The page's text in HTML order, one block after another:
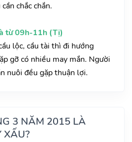
chắc chắn.
từ 09h-11h (Tị)
lộc, cầu tài thì đi hướng
gỡ có nhiều may mắn. Người
nuôi đều gặp thuận lợi.
3 NĂM 2015 LÀ
XẤU?